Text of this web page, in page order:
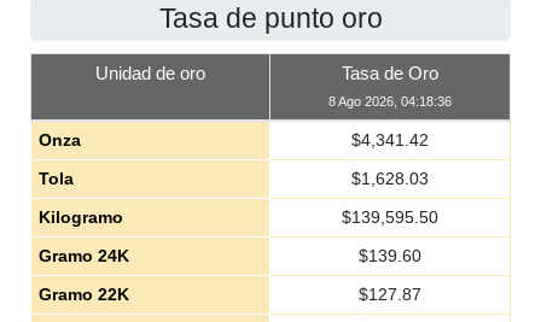
Tasa de punto oro
Unidad de oro Tasa de Oro
8 Ago 2026, 04:18:36
Onza $4,341.42
Tola
$1,628.03
Kilogramo
$139,595.50
Gramo 24K
$139.60
Gramo 22K
$127.87